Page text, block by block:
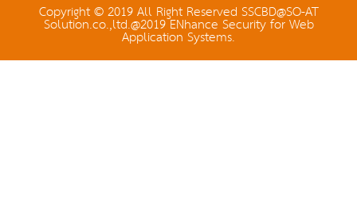
Copyright © 2019 All Right Reserved SSCBD@SO-AT
Solution.co.,ltd.@2019 ENhance Security for Web
Application Systems.